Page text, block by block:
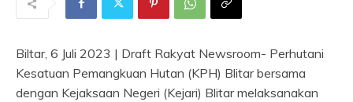
Biltar, 6 Juli 2023 | Draft Rakyat Newsroom- Perhutani
Kesatuan Pemangkuan Hutan (KPH) Blitar bersama
dengan Kejaksaan Negeri (Kejari) Blitar melaksanakan